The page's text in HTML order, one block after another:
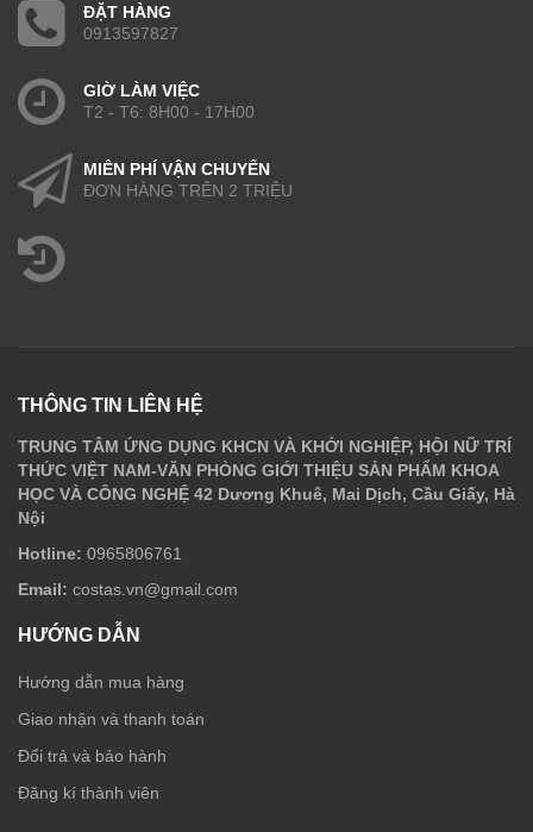
ĐẶT HÀNG
0913597827
GIỜ LÀM VIỆC
T2 - T6: 8H00 - 17H00
MIỄN PHÍ VẬN CHUYỂN
ĐƠN HÀNG TRÊN 2 TRIỆU
THÔNG TIN LIÊN HỆ
TRUNG TÂM ỨNG DỤNG KHCN VÀ KHỞI NGHIỆP, HỘI NỮ TRÍ
THỨC VIỆT NAM-VĂN PHÒNG GIỚI THIỆU SẢN PHẨM KHOA
HỌC VÀ CÔNG NGHỆ 42 Dương Khuê, Mai Dịch, Cầu Giấy, Hà
Nội
Hotline: 0965806761
Email: costas.vn@gmail.com
HƯỚNG DẪN
Hướng dẫn mua hàng
Giao nhận và thanh toán
Đổi trả và bảo hành
Đăng kí thành viên